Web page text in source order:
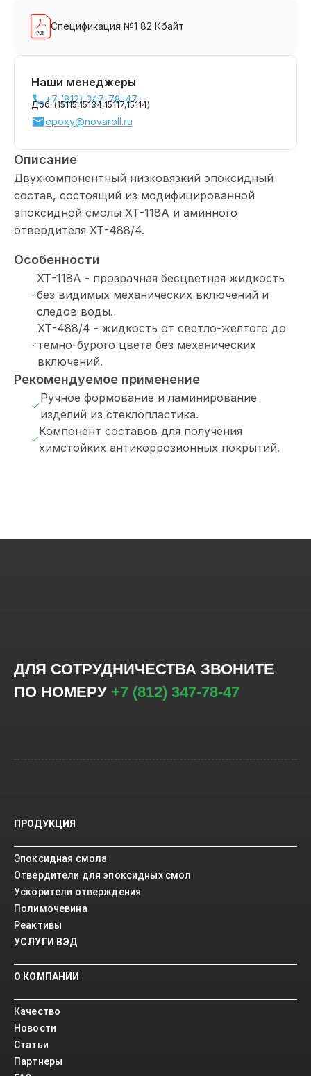
Спецификация №1 82 Кбайт
Наши менеджеры
+7 (812) 347-78-47
Доб. (15115,15134,15117,15114)
epoxy@novaroll.ru
Описание
Двухкомпонентный низковязкий эпоксидный
состав, состоящий из модифицированной
эпоксидной смолы ХТ-118А и аминного
отвердителя ХТ-488/4.
Особенности
ХТ-118А - прозрачная бесцветная жидкость
без видимых механических включений и
следов воды.
ХТ-488/4 - жидкость от светло-желтого до
темно-бурого цвета без механических
включений.
Рекомендуемое применение
Ручное формование и ламинирование
изделий из стеклопластика.
Компонент составов для получения
химстойких антикоррозионных покрытий.
ДЛЯ СОТРУДНИЧЕСТВА ЗВОНИТЕ
ПО НОМЕРУ +7 (812) 347-78-47
ПРОДУКЦИЯ
Эпоксидная смола
Отвердители для эпоксидных смол
Ускорители отверждения
Полимочевина
Реактивы
УСЛУГИ ВЭД
О КОМПАНИИ
Качество
Новости
Статьи
Партнеры